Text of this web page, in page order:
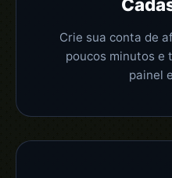
Crie sua conta de
poucos minutos e
painel